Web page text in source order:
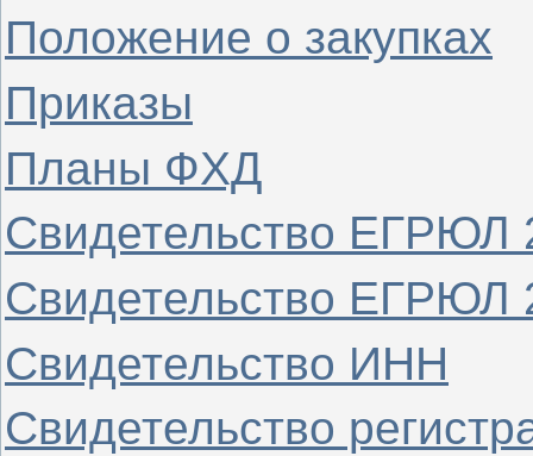
Положение о закупках
Приказы
Планы ФХД
Свидетельство ЕГРЮЛ
Свидетельство ЕГРЮЛ
Свидетельство ИНН
Свидетельство